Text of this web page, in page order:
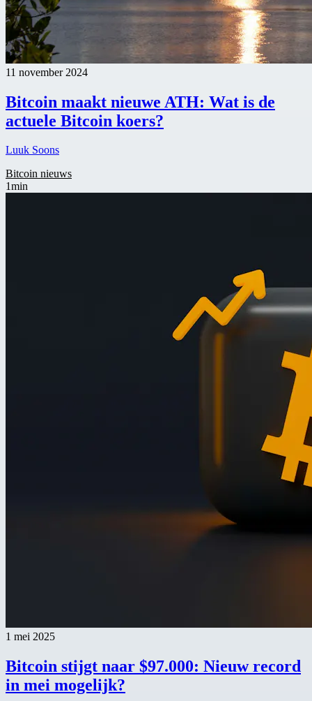
11 november 2024
Bitcoin maakt nieuwe ATH: Wat is de
actuele Bitcoin koers?
Luuk Soons
Bitcoin nieuws
1min
1 mei 2025
Bitcoin stijgt naar $97.000: Nieuw record
in mei mogelijk?